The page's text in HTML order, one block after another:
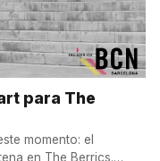
para The
momento: el
en The Berrics.